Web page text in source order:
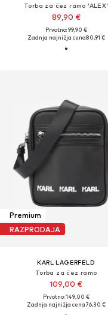
Torba za čez ramo 'ALEX'
89,90 €
Prvotno: 99,90 €
Zadnja najnižja cena80,91 €
Premium
RAZPRODAJA
KARL LAGERFELD
Torba za čez ramo
109,00 €
Prvotno: 149,00 €
Zadnja najnižja cena76,30 €